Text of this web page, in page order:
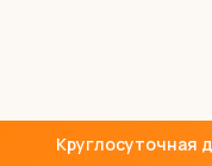
Круглосуточная